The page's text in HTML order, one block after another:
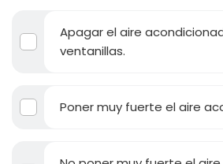
Apagar el aire
ventanillas.
Poner muy fuerte el aire